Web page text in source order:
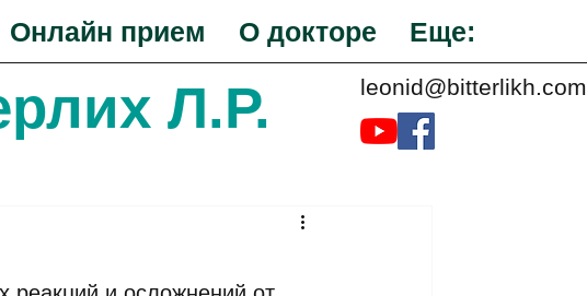
Онлайн прием О докторе Еще:
leonid@bitterlikh.com
Л.Р.